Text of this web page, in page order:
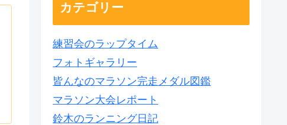
カテゴリー
練習会のラップタイム
フォトギャラリー
皆んなのマラソン完走メダル図鑑
マラソン大会レポート
鈴木のランニング日記